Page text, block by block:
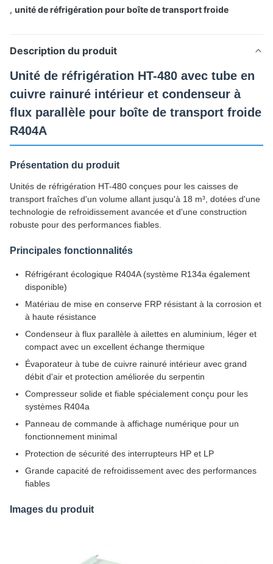
, unité de réfrigération pour boîte de transport froide
Description du produit
Unité de réfrigération HT-480 avec tube en
cuivre rainuré intérieur et condenseur à
flux parallèle pour boîte de transport froide
R404A
Présentation du produit
Unités de réfrigération HT-480 conçues pour les caisses de
transport fraîches d'un volume allant jusqu'à 18 m³, dotées d'une
technologie de refroidissement avancée et d'une construction
robuste pour des performances fiables.
Principales fonctionnalités
Réfrigérant écologique R404A (système R134a également
disponible)
Matériau de mise en conserve FRP résistant à la corrosion et
à haute résistance
Condenseur à flux parallèle à ailettes en aluminium, léger et
compact avec un excellent échange thermique
Évaporateur à tube de cuivre rainuré intérieur avec grand
débit d'air et protection améliorée du serpentin
Compresseur solide et fiable spécialement conçu pour les
systèmes R404a
Panneau de commande à affichage numérique pour un
fonctionnement minimal
Protection de sécurité des interrupteurs HP et LP
Grande capacité de refroidissement avec des performances
fiables
Images du produit